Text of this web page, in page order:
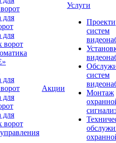
для
для
ворот
для
для
для
ворот
Акции
Услуги
систем
систем
Монтаж